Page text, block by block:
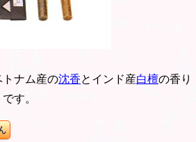
ナム産の沈香とインド産白檀の香り
す。